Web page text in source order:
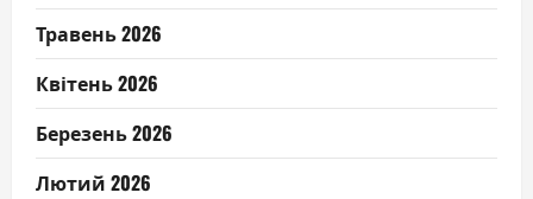
Травень 2026
Квітень 2026
Березень 2026
Лютий 2026